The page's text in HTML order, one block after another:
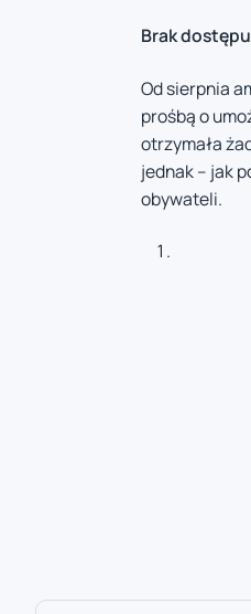
Brak
Od sierpnia
prośbą o
otrzymała
jednak – jak
obywateli.